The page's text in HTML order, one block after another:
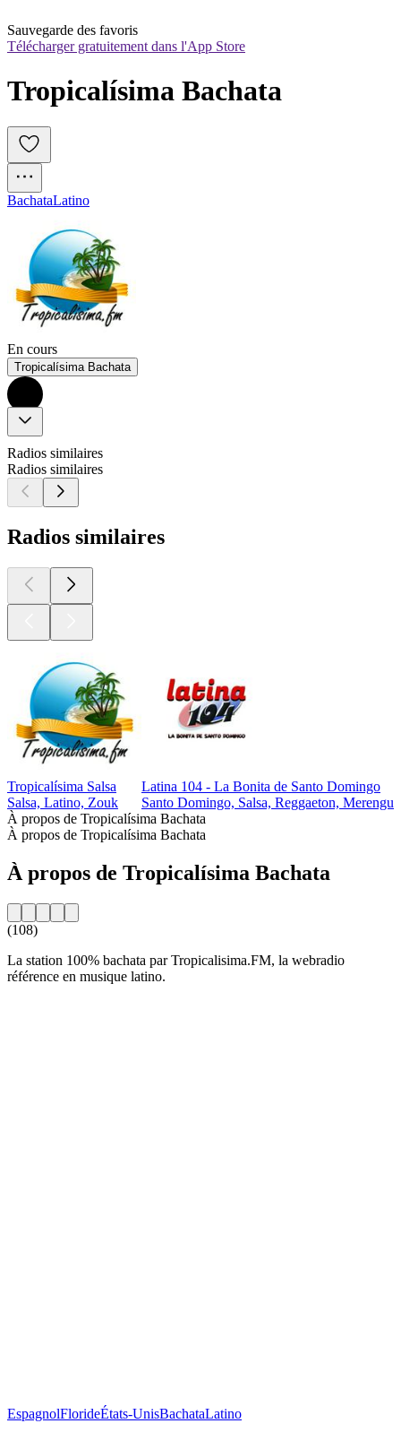
Sauvegarde des favoris
Télécharger gratuitement dans l'App Store
Tropicalísima Bachata
BachataLatino
En cours
Tropicalísima Bachata
Radios similaires
Radios similaires
Radios similaires
Tropicalísima Salsa
Salsa, Latino, Zouk
Latina 104 - La Bonita de Santo Domingo
Santo Domingo, Salsa, Reggaeton, Merengue
À propos de Tropicalísima Bachata
À propos de Tropicalísima Bachata
À propos de Tropicalísima Bachata
(108)
La station 100% bachata par Tropicalisima.FM, la webradio
référence en musique latino.
EspagnolFlorideÉtats-UnisBachataLatino